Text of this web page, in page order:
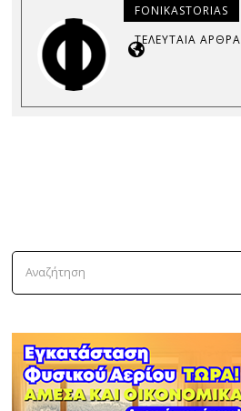
FONIKASTORIAS
ΤΕΛΕΥΤΑΊΑ ΆΡΘΡΑ